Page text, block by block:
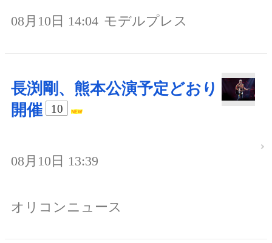
08月10日 14:04 モデルプレス
長渕剛、熊本公演予定どおり
開催
10
08月10日 13:39
オリコンニュース